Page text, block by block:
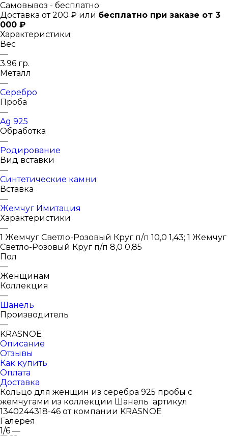
Самовывоз - бесплатно
Доставка от 200 ₽ или бесплатно при заказе от 3
000 ₽
Характеристики
Вес
—
3.96 гр.
Металл
—
Серебро
Проба
—
Ag 925
Обработка
—
Родирование
Вид вставки
—
Синтетические камни
Вставка
—
Жемчуг Имитация
Характеристики
—
1 Жемчуг Светло-Розовый Круг п/п 10,0 1,43; 1 Жемчуг
Светло-Розовый Круг п/п 8,0 0,85
Пол
—
Женщинам
Коллекция
—
Шанель
Производитель
—
KRASNOE
Описание
Отзывы
Как купить
Оплата
Доставка
Кольцо для женщин из серебра 925 пробы с
жемчугами из коллекции Шанель артикул
1340244318-46 от компании KRASNOE
Галерея
1/6 —